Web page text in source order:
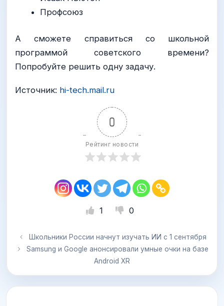
Профсоюз
А сможете справиться со школьной
программой советского времени?
Попробуйте решить одну задачу.
Источник: hi-tech.mail.ru
0
Рейтинг новости
1 0
Школьники России начнут изучать ИИ с 1 сентября
Samsung и Google анонсировали умные очки на базе
Android XR